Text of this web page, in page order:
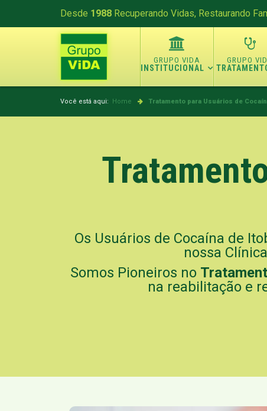
Desde 1988 Recuperando Vidas, Restaurando
INSTITUCIONAL
Você está aqui: Home Tratamento para Usuários de
Os Usuários de Cocaína de
nossa
Somos Pioneiros no
na reabilitação e